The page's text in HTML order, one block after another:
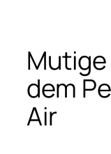
dem
Air